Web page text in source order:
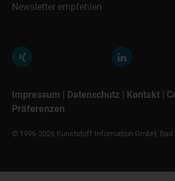
Newsletter empfehlen
Impressum | Datenschutz | Kontakt |
Präferenzen
© 1996-2026 Kunststoff Information GmbH, Bad